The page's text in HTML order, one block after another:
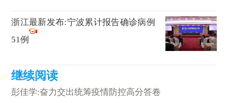
浙江最新发布:宁波累计报告确诊病例
51例
彭佳学:奋力交出统筹疫情防控高分答卷